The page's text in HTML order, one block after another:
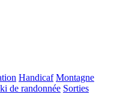
Handicaf Montagne
de randonnée Sorties